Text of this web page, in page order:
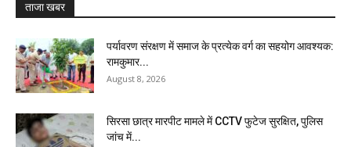
ताजा खबर
पर्यावरण संरक्षण में समाज के प्रत्येक वर्ग का सहयोग आवश्यक:
रामकुमार...
August 8, 2026
सिरसा छात्र मारपीट मामले में CCTV फुटेज सुरक्षित, पुलिस
जांच में...